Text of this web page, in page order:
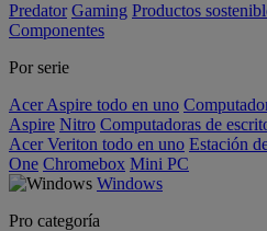
Predator Gaming Productos
Componentes
Por serie
Acer Aspire todo en uno
Aspire Nitro Computadoras de
Acer Veriton todo en uno Estación
One Chromebox Mini PC
Windows
Pro categoría